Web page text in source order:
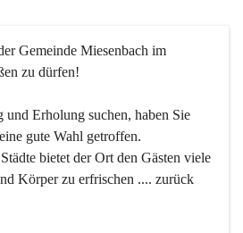
Gemeinde Miesenbach im
zu dürfen!
und Erholung suchen, haben Sie
gute Wahl getroffen.
bietet der Ort den Gästen viele
Körper zu erfrischen .... zurück